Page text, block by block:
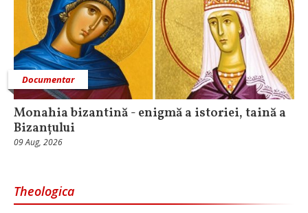
Documentar
Monahia bizantină - enigmă a istoriei, taină a
Bizanțului
09 Aug, 2026
Theologica